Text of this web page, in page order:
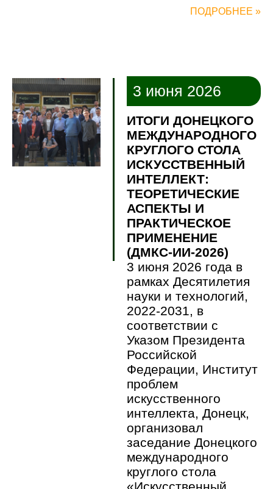
ПОДРОБНЕЕ »
3 июня 2026
ИТОГИ ДОНЕЦКОГО
МЕЖДУНАРОДНОГО
КРУГЛОГО СТОЛА
ИСКУССТВЕННЫЙ
ИНТЕЛЛЕКТ:
ТЕОРЕТИЧЕСКИЕ
АСПЕКТЫ И
ПРАКТИЧЕСКОЕ
ПРИМЕНЕНИЕ
(ДМКС-ИИ-2026)
3 июня 2026 года в
рамках Десятилетия
науки и технологий,
2022-2031, в
соответствии с
Указом Президента
Российской
Федерации, Институт
проблем
искусственного
интеллекта, Донецк,
организовал
заседание Донецкого
международного
круглого стола